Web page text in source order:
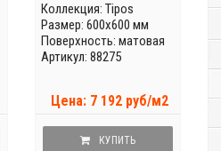
Коллекция: Tipos
Размер: 600x600 мм
Поверхность: матовая
Артикул: 88275
Цена: 7 192 руб/м2
КУПИТЬ